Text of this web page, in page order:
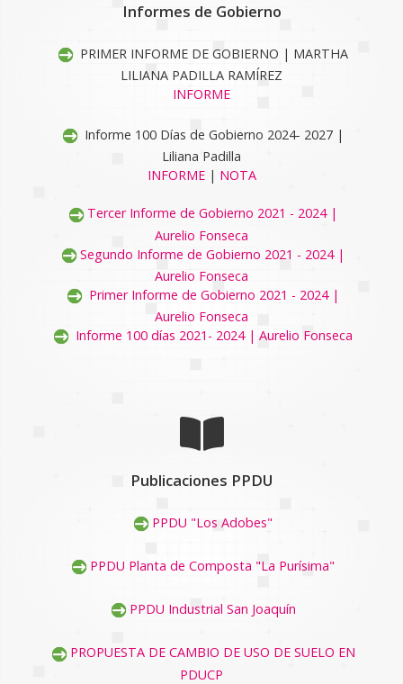
Informes de Gobierno
PRIMER INFORME DE GOBIERNO | MARTHA
LILIANA PADILLA RAMÍREZ
INFORME
Informe 100 Días de Gobierno 2024- 2027 |
Liliana Padilla
INFORME| NOTA
Tercer Informe de Gobierno 2021 - 2024 |
Aurelio Fonseca
Segundo Informe de Gobierno 2021 - 2024 |
Aurelio Fonseca
Primer Informe de Gobierno 2021 - 2024 |
Aurelio Fonseca
Informe 100 días 2021- 2024 | Aurelio Fonseca
Publicaciones PPDU
PPDU "Los Adobes"
PPDU Planta de Composta "La Purísima"
PPDU Industrial San Joaquín
PROPUESTA DE CAMBIO DE USO DE SUELO EN
PDUCP